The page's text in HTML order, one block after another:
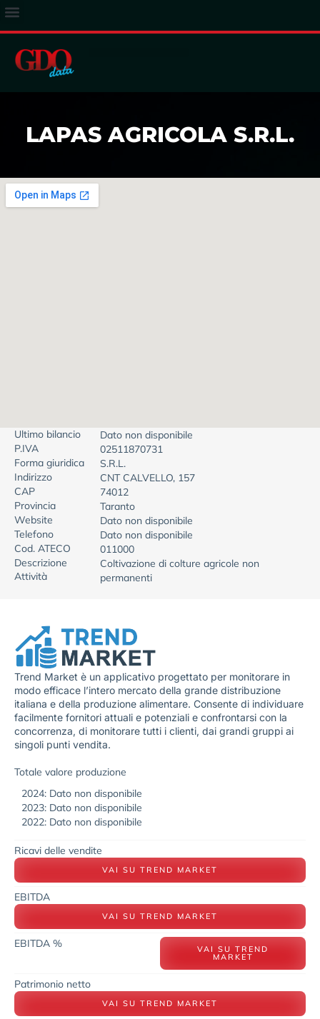
LAPAS AGRICOLA S.R.L.
Ultimo bilancio
Dato non disponibile
P.IVA
02511870731
Forma giuridica
S.R.L.
Indirizzo
CNT CALVELLO, 157
CAP
74012
Provincia
Taranto
Website
Dato non disponibile
Telefono
Dato non disponibile
Cod. ATECO
011000
Descrizione
Attività
Coltivazione di colture agricole non
permanenti
Trend Market è un applicativo progettato per monitorare in
modo efficace l’intero mercato della grande distribuzione
italiana e della produzione alimentare. Consente di individuare
facilmente fornitori attuali e potenziali e confrontarsi con la
concorrenza, di monitorare tutti i clienti, dai grandi gruppi ai
singoli punti vendita.
Totale valore produzione
2024: Dato non disponibile
2023: Dato non disponibile
2022: Dato non disponibile
Ricavi delle vendite
VAI SU TREND MARKET
EBITDA
VAI SU TREND MARKET
EBITDA % VAI SU TREND
MARKET
Patrimonio netto
VAI SU TREND MARKET